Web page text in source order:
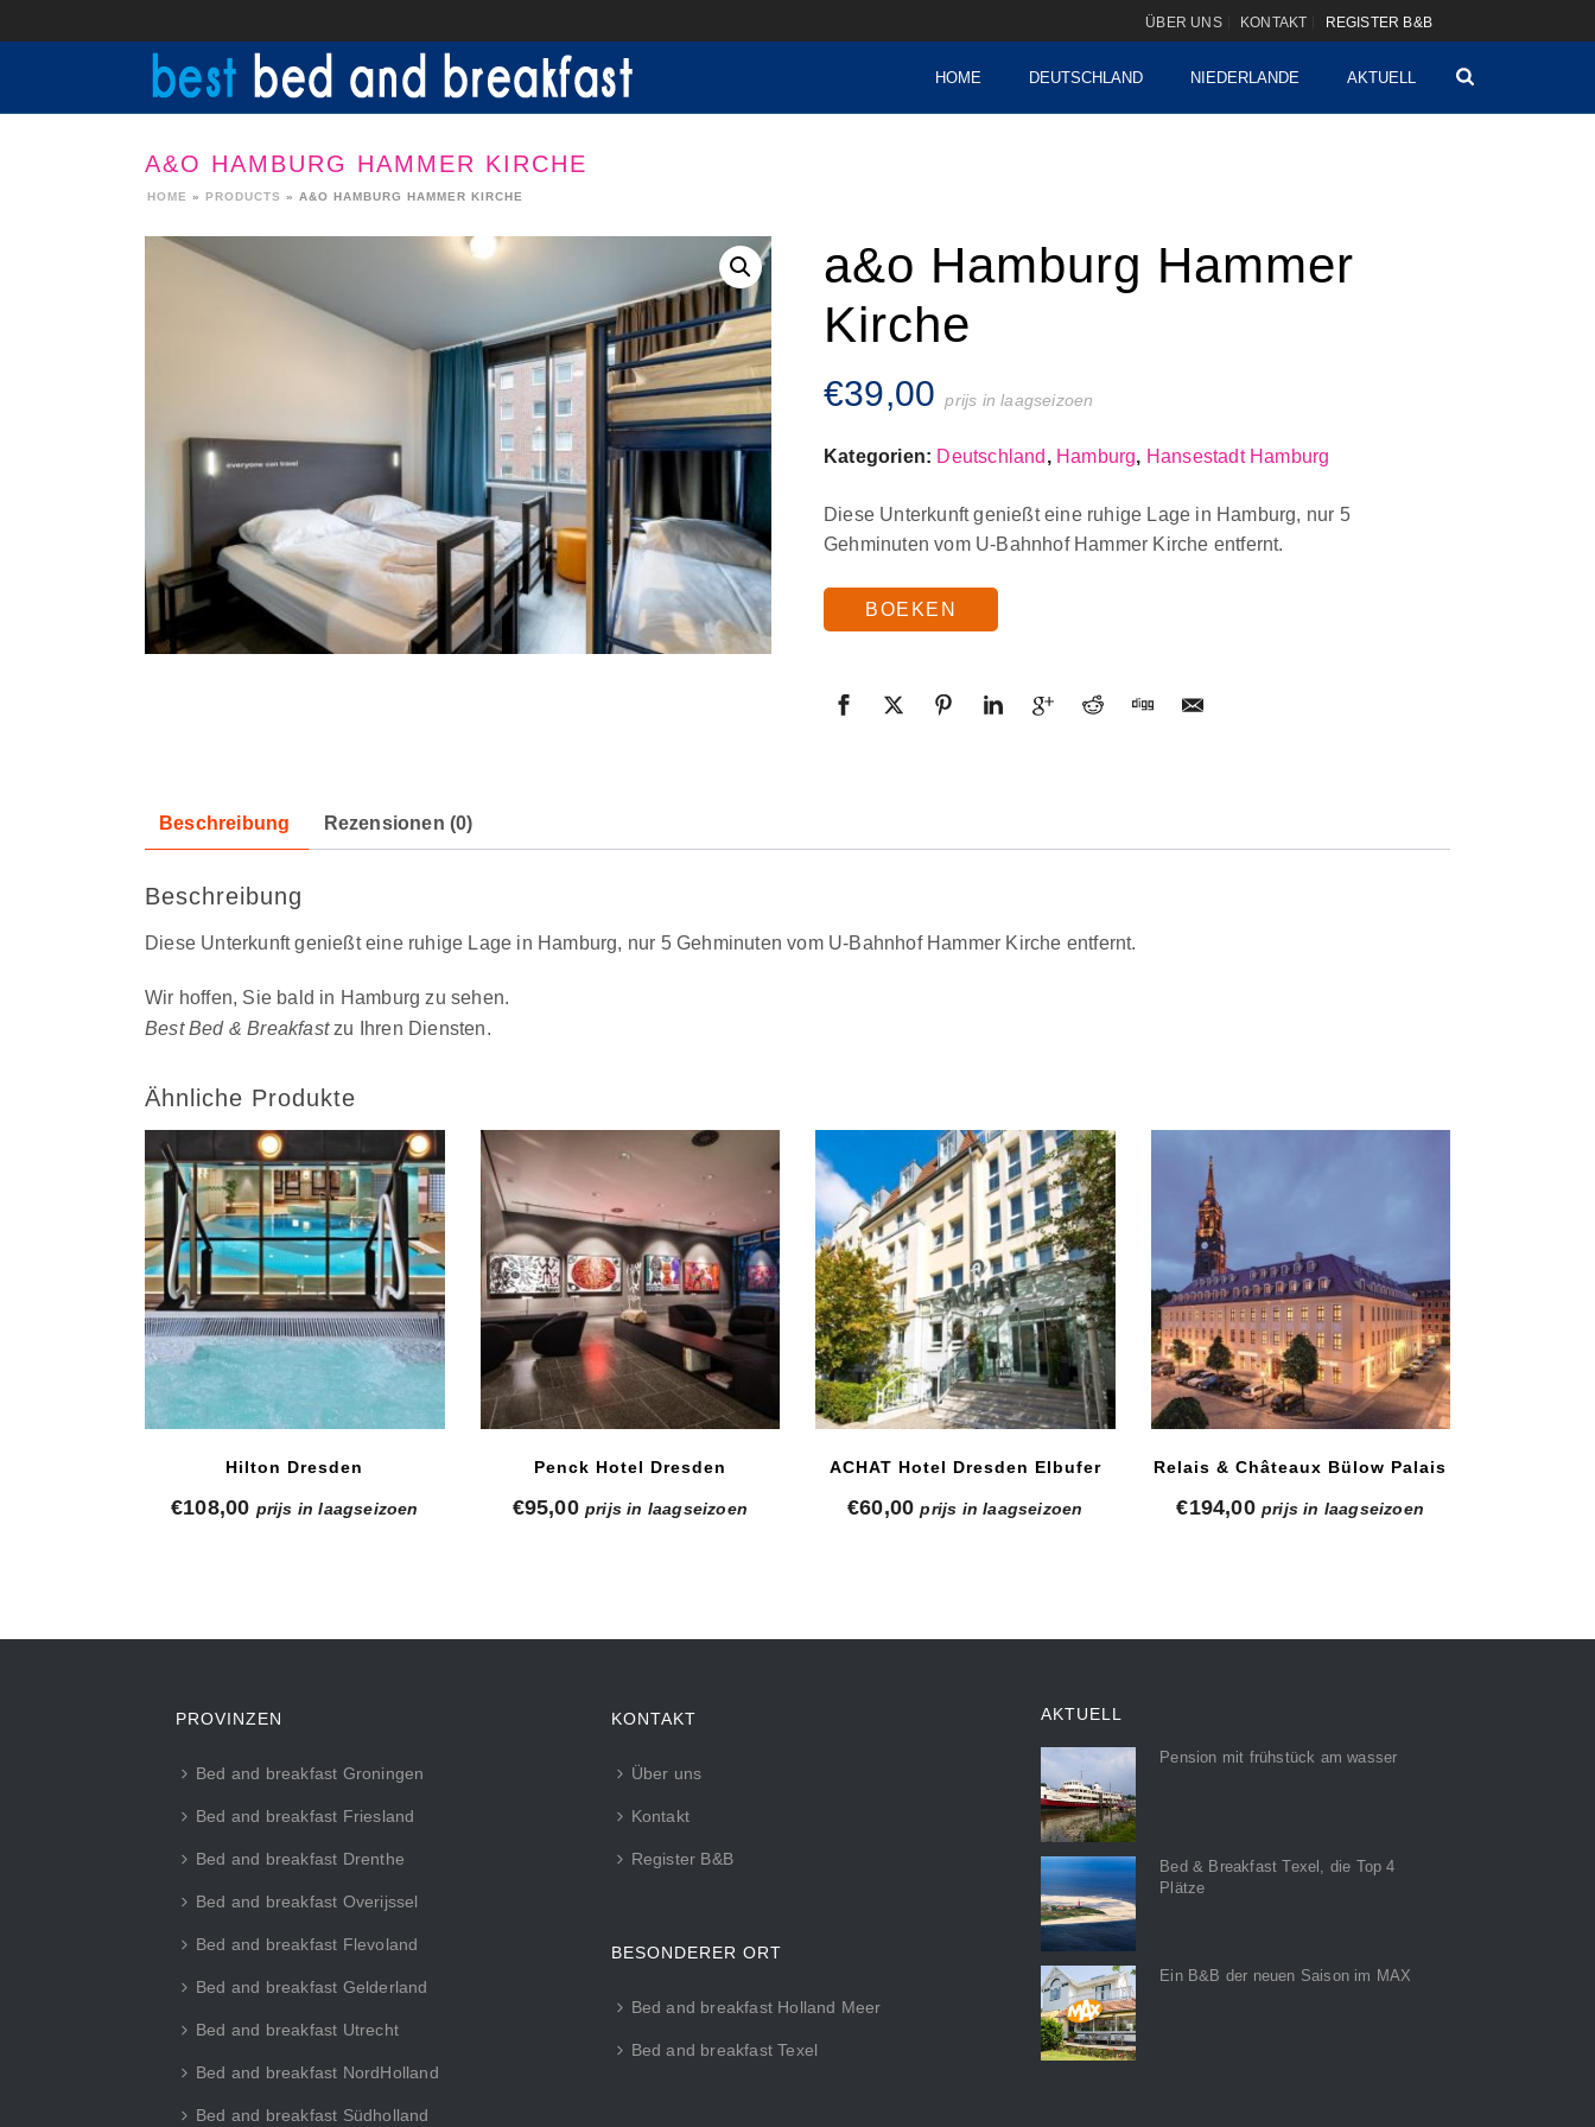
ÜBER UNS KONTAKT REGISTER B&B
HOME DEUTSCHLAND NIEDERLANDE AKTUELL
A&O HAMBURG HAMMER KIRCHE
HOME » PRODUCTS » A&O HAMBURG HAMMER KIRCHE
a&o Hamburg Hammer
Kirche
€39,00 prijs in laagseizoen
Kategorien: Deutschland , Hamburg, Hansestadt Hamburg
Diese Unterkunft genießt eine ruhige Lage in Hamburg, nur 5
Gehminuten vom U-Bahnhof Hammer Kirche entfernt.
BOEKEN
Beschreibung Rezensionen (0)
Beschreibung
Diese Unterkunft genießt eine ruhige Lage in Hamburg, nur 5 Gehminuten vom U-Bahnhof Hammer Kirche entfernt.
Wir hoffen, Sie bald in Hamburg zu sehen.
Best Bed & Breakfastzu Ihren Diensten.
Ähnliche Produkte
Hilton Dresden
€108,00 prijs in laagseizoen
Penck Hotel Dresden
€95,00 prijs in laagseizoen
ACHAT Hotel Dresden Elbufer
€60,00 prijs in laagseizoen
Relais & Châteaux Bülow Palais
€194,00 prijs in laagseizoen
PROVINZEN
Bed and breakfast Groningen
Bed and breakfast Friesland
Bed and breakfast Drenthe
Bed and breakfast Overijssel
Bed and breakfast Flevoland
Bed and breakfast Gelderland
Bed and breakfast Utrecht
Bed and breakfast NordHolland
Bed and breakfast Südholland
KONTAKT
Über uns
Kontakt
Register B&B
BESONDERER ORT
Bed and breakfast Holland Meer
Bed and breakfast Texel
AKTUELL
Pension mit frühstück am wasser
Bed & Breakfast Texel, die Top 4
Plätze
Ein B&B der neuen Saison im MAX